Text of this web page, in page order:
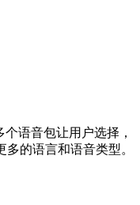
语音包让用户选择，
的语言和语音类型。